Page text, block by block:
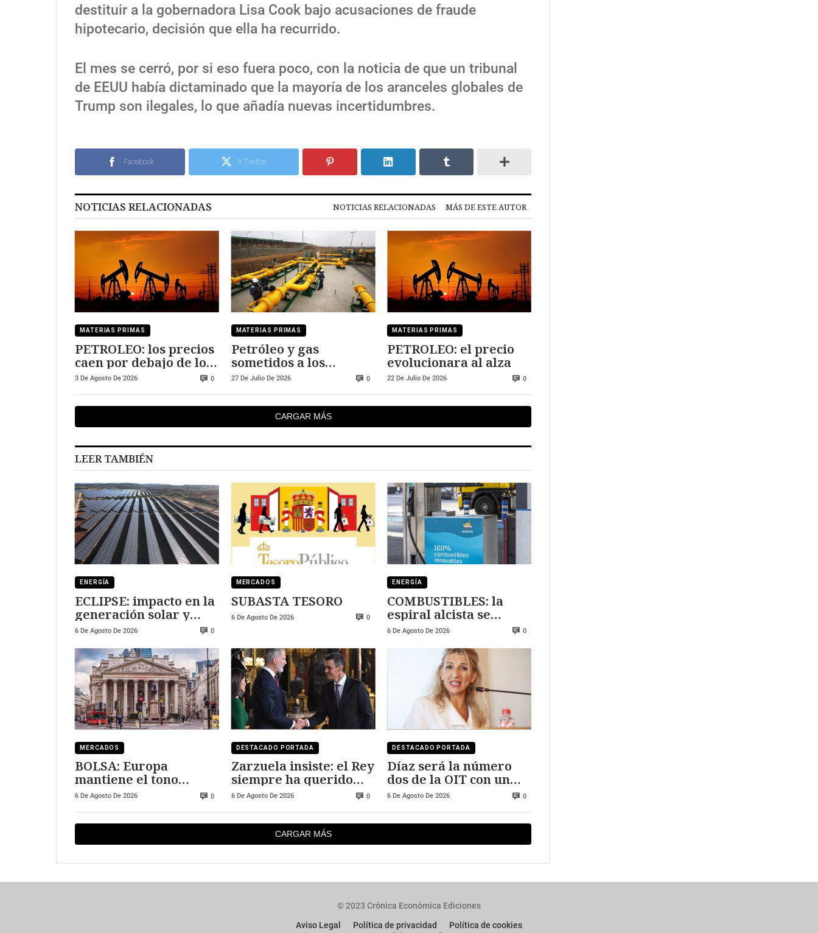
destituir a la gobernadora Lisa Cook bajo acusaciones de fraude
hipotecario, decisión que ella ha recurrido.
El mes se cerró, por si eso fuera poco, con la noticia de que un tribunal
de EEUU había dictaminado que la mayoría de los aranceles globales de
Trump son ilegales, lo que añadía nuevas incertidumbres.
Facebook X Twitter
NOTICIAS RELACIONADAS NOTICIAS RELACIONADAS MÁS DE ESTE AUTOR
MATERIAS PRIMAS
PETROLEO: los precios
caen por debajo de los
90$/b
3 De Agosto De 2026 0
MATERIAS PRIMAS
Petróleo y gas
sometidos a los
caprichos de Trump
27 De Julio De 2026 0
MATERIAS PRIMAS
PETROLEO: el precio
evolucionara al alza
22 De Julio De 2026 0
CARGAR MÁS
LEER TAMBIÉN
ENERGÍA
ECLIPSE: impacto en la
generación solar y
fotovoltaica
6 De Agosto De 2026 0
MERCADOS
SUBASTA TESORO
6 De Agosto De 2026 0
ENERGÍA
COMBUSTIBLES: la
espiral alcista se
mantiene
6 De Agosto De 2026 0
MERCADOS
BOLSA: Europa
mantiene el tono
positivo
6 De Agosto De 2026 0
DESTACADO PORTADA
Zarzuela insiste: el Rey
siempre ha querido
visitar Ceuta y Melilla
6 De Agosto De 2026 0
DESTACADO PORTADA
Díaz será la número
dos de la OIT con un
salario cercano a los
6 De Agosto De 2026 0
CARGAR MÁS
© 2023 Crónica Económica Ediciones
Aviso Legal
Política de privacidad Política de cookies